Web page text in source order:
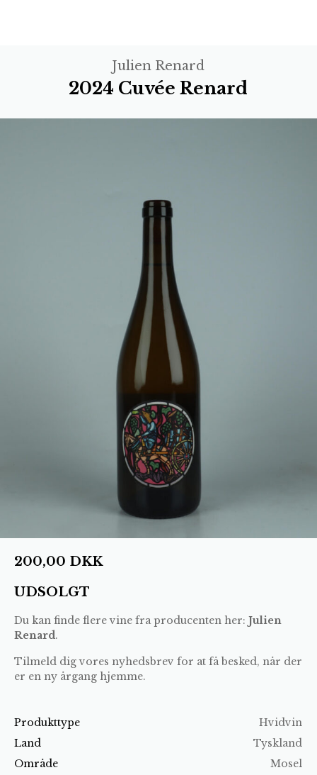
Julien Renard
2024 Cuvée Renard
Produkttype
Hvidvin
Land
Tyskland
Område
Mosel
200,00 DKK
UDSOLGT
Du kan finde flere vine fra producenten her: Julien
Renard .
Tilmeld dig vores nyhedsbrev for at få besked, når der
er en ny årgang hjemme.